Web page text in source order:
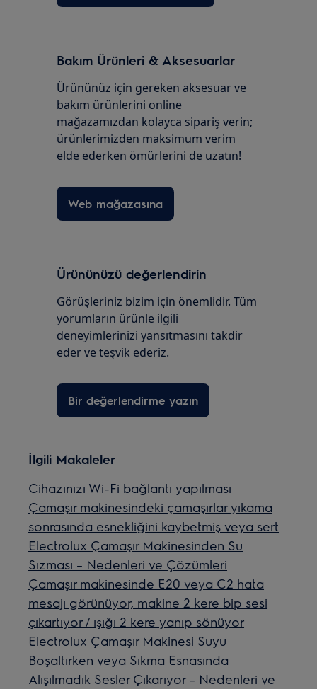
Bakım Ürünleri & Aksesuarlar
Ürününüz için gereken aksesuar ve
bakım ürünlerini online
mağazamızdan kolayca sipariş verin;
ürünlerimizden maksimum verim
elde ederken ömürlerini de uzatın!
Web mağazasına
Ürününüzü değerlendirin
Görüşleriniz bizim için önemlidir. Tüm
yorumların ürünle ilgili
deneyimlerinizi yansıtmasını takdir
eder ve teşvik ederiz.
Bir değerlendirme yazın
İlgili Makaleler
Cihazınızı Wi-Fi bağlantı yapılması
Çamaşır makinesindeki çamaşırlar yıkama
sonrasında esnekliğini kaybetmiş veya sert
Electrolux Çamaşır Makinesinden Su
Sızması – Nedenleri ve Çözümleri
Çamaşır makinesinde E20 veya C2 hata
mesajı görünüyor, makine 2 kere bip sesi
çıkartıyor / ışığı 2 kere yanıp sönüyor
Electrolux Çamaşır Makinesi Suyu
Boşaltırken veya Sıkma Esnasında
Alışılmadık Sesler Çıkarıyor – Nedenleri ve